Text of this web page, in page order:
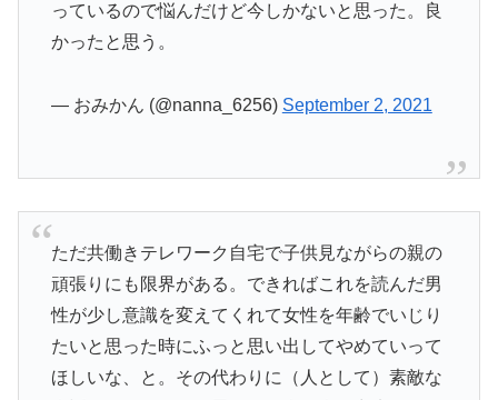
っているので悩んだけど今しかないと思った。良
かったと思う。
— おみかん (@nanna_6256) September 2, 2021
ただ共働きテレワーク自宅で子供見ながらの親の
頑張りにも限界がある。できればこれを読んだ男
性が少し意識を変えてくれて女性を年齢でいじり
たいと思った時にふっと思い出してやめていって
ほしいな、と。その代わりに（人として）素敵な